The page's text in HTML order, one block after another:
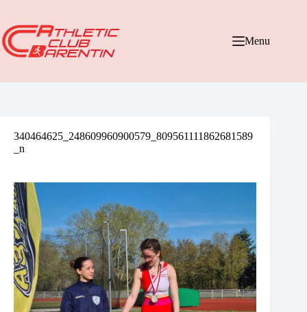
contenu
Menu
340464625_248609960900579_809561111862681589
_n